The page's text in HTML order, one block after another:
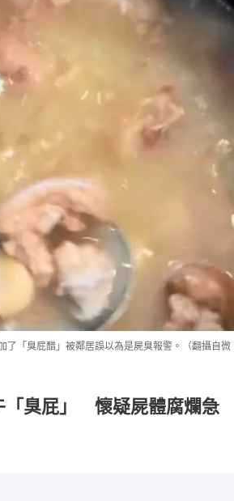
了「臭屁醋」被鄰居誤以為是屍臭報警。（翻攝自微
「臭屁」 懷疑屍體腐爛急